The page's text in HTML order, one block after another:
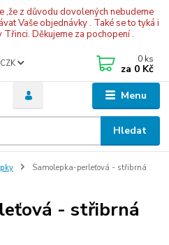
,že z důvodu dovolených nebudeme
Vaše objednávky . Také se to tyká i
Děkujeme za pochopení .
Menu
CZK
Hledat
0 ks
za 0 Kč
Samolepka-perleťová - střibrná
- střibrná